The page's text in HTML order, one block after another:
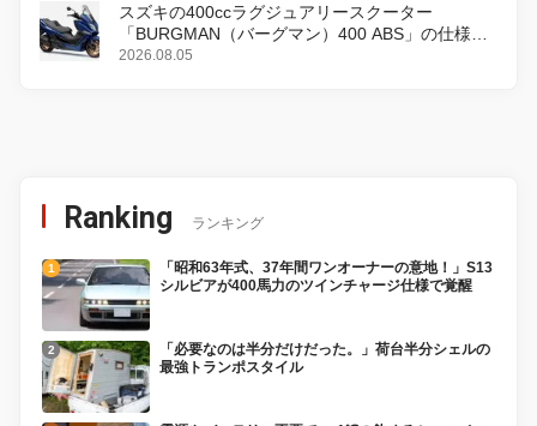
スズキの400ccラグジュアリースクーター
「BURGMAN（バーグマン）400 ABS」の仕様を
変更し、8月18日に発売
2026.08.05
Ranking ランキング
「昭和63年式、37年間ワンオーナーの意地！」S13
シルビアが400馬力のツインチャージ仕様で覚醒
「必要なのは半分だけだった。」荷台半分シェルの
最強トランポスタイル